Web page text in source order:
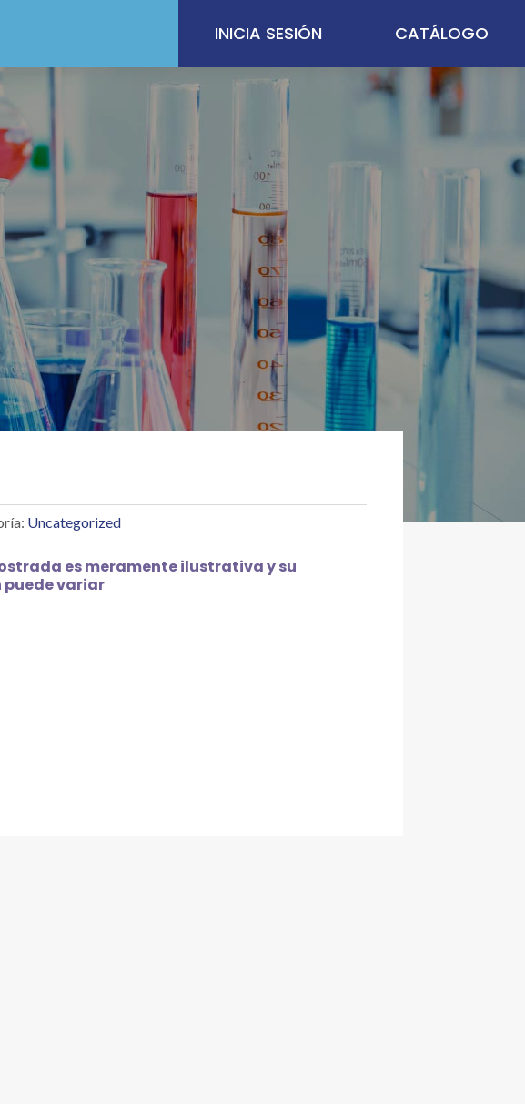
INICIA SESIÓN CATÁLOGO
Uncategorized
es meramente ilustrativa y su
variar